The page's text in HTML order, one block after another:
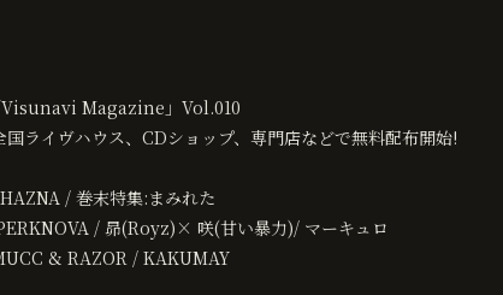
Visunavi Magazine」Vol.010
国ライヴハウス、CDショップ、専門店などで無料配布開始!
/ 巻末特集:まみれた
/ 昴(Royz)× 咲(甘い暴力)/ マーキュロ
& RAZOR / KAKUMAY